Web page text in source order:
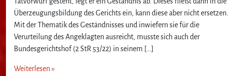
Überzeugungsbildung des Gerichts ein, kann diese aber nicht ersetzen.
Mit der Thematik des Geständnisses und inwiefern sie für die
Verurteilung des Angeklagten ausreicht, musste sich auch der
Bundesgerichtshof (2 StR 53/22) in seinem […]
Weiterlesen »